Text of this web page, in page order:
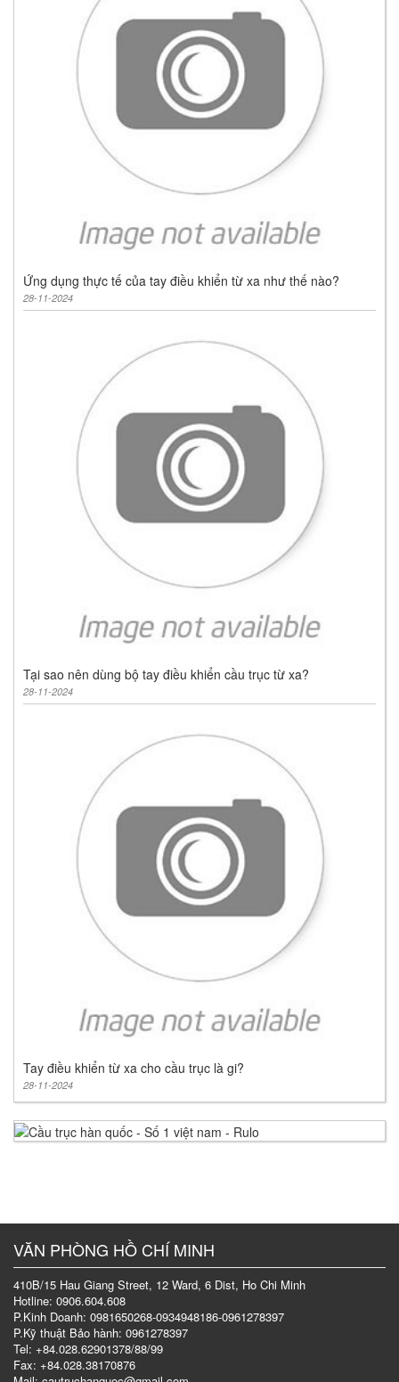
Ứng dụng thực tế của tay điều khiển từ xa như thế nào?
28-11-2024
Tại sao nên dùng bộ tay điều khiển cầu trục từ xa?
28-11-2024
Tay điều khiển từ xa cho cầu trục là gi?
28-11-2024
VĂN PHÒNG HỒ CHÍ MINH
410B/15 Hau Giang Street, 12 Ward, 6 Dist, Ho Chi Minh
Hotline: 0906.604.608
P.Kinh Doanh: 0981650268-0934948186-0961278397
P.Kỹ thuật Bảo hành: 0961278397
Tel: +84.028.62901378/88/99
Fax: +84.028.38170876